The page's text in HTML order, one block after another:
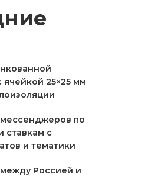
ячейкой 25×25 мм
мессенджеров по
ставкам с
и тематики
Россией и